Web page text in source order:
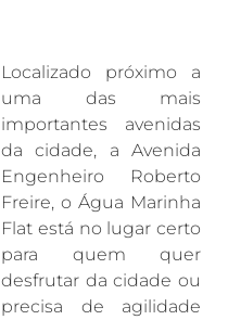
Localizado próximo a
uma das mais
importantes avenidas
da cidade, a Avenida
Engenheiro Roberto
Freire, o Água Marinha
Flat está no lugar certo
para quem quer
desfrutar da cidade ou
precisa de agilidade